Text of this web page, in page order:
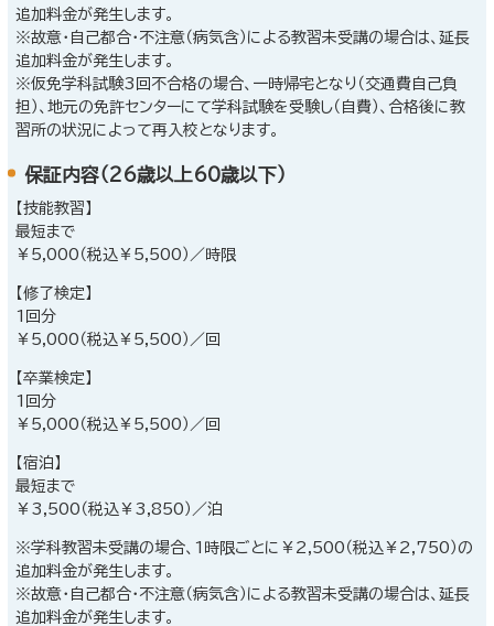
追加料金が発生します。
※故意・自己都合・不注意（病気含）による教習未受講の場合は、延長
追加料金が発生します。
※仮免学科試験3回不合格の場合、一時帰宅となり（交通費自己負
担）、地元の免許センターにて学科試験を受験し（自費）、合格後に教
習所の状況によって再入校となります。
保証内容（26歳以上60歳以下）
【技能教習】
最短まで
￥5,000（税込￥5,500）／時限
【修了検定】
1回分
￥5,000（税込￥5,500）／回
【卒業検定】
1回分
￥5,000（税込￥5,500）／回
【宿泊】
最短まで
￥3,500（税込￥3,850）／泊
※学科教習未受講の場合、1時限ごとに￥2,500（税込￥2,750）の
追加料金が発生します。
※故意・自己都合・不注意（病気含）による教習未受講の場合は、延長
追加料金が発生します。